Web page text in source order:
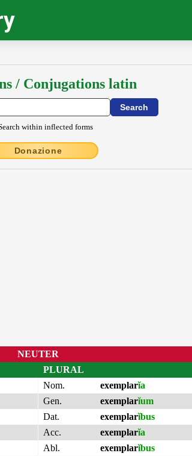
/ Conjugations latin
within inflected forms
Donazione
NEUTER
PLURAL
Nom.
exemplarĭa
Gen.
exemplarĭum
Dat.
exemplarĭbus
Acc.
exemplarĭa
Abl.
exemplarĭbus